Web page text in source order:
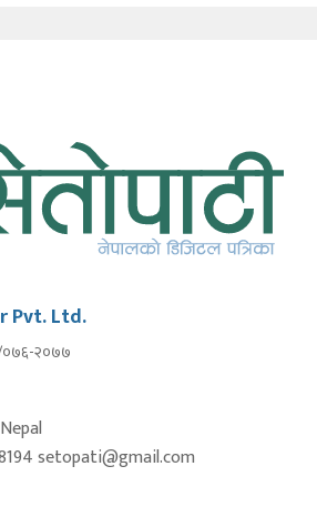
Pvt. Ltd.
०७६-२०७७
setopati@gmail.com